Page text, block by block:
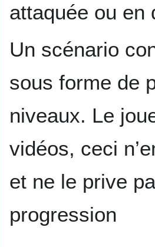
attaquée ou en
Un scénario
sous forme de
niveaux. Le
vidéos, ceci
et ne le prive
progression